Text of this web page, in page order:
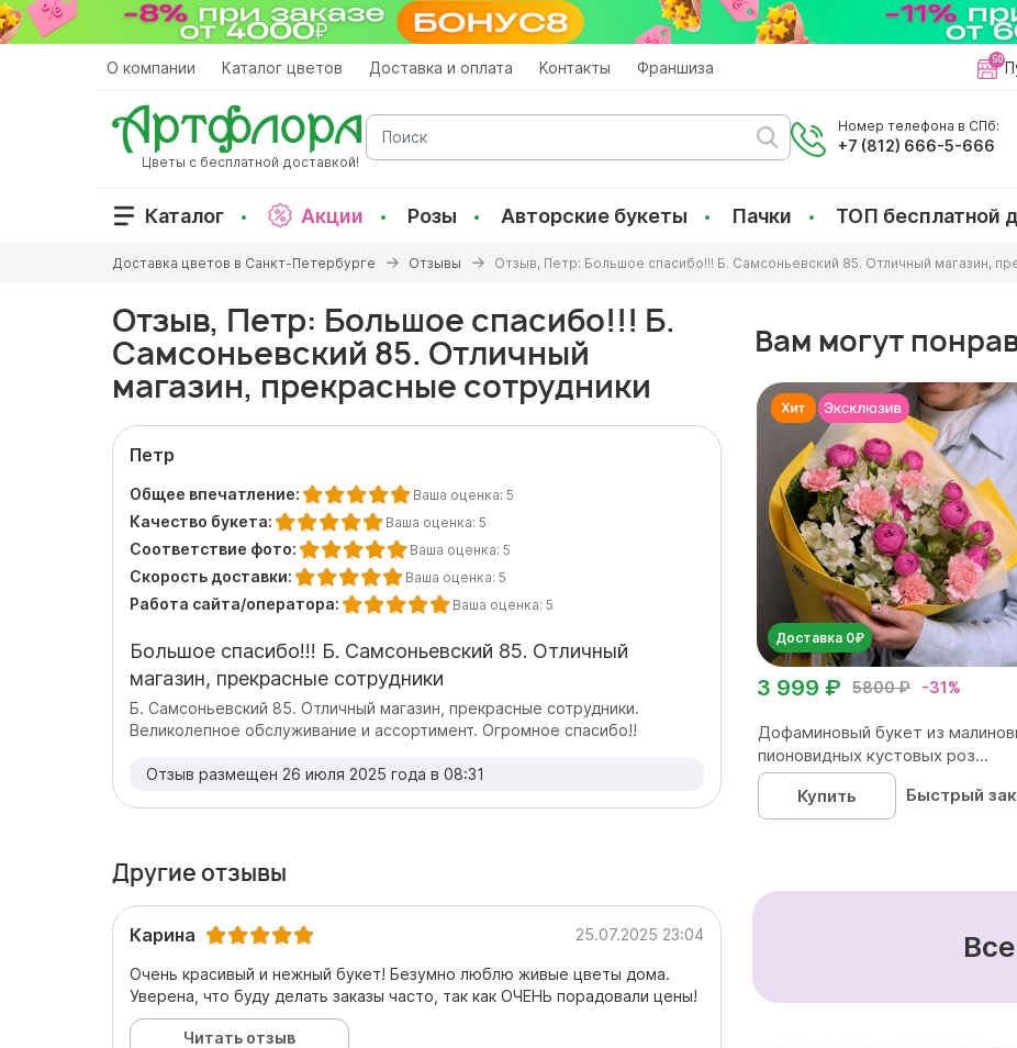
Перейти
к
О компании Каталог цветов Доставка и оплата Контакты Франшиза
Цветы с бесплатной доставкой!
Поиск
Номер телефона в СПб:
+7 (812) 666-5-666
Каталог Акции Розы Авторские букеты Пачки ТОП бесплатной
здесь
Доставка цветов в Санкт-Петербурге Отзывы Отзыв, Петр: Большое спасибо!!! Б. Самсоньевский 85. Отличный магазин,
Отзыв, Петр: Большое спасибо!!! Б.
Самсоньевский 85. Отличный
магазин, прекрасные сотрудники
Петр
Общее впечатление: Ваша оценка: 5
Качество букета: Ваша оценка: 5
Соответствие фото: Ваша оценка: 5
Скорость доставки: Ваша оценка: 5
Работа сайта/оператора: Ваша оценка: 5
Большое спасибо!!! Б. Самсоньевский 85. Отличный
магазин, прекрасные сотрудники
Б. Самсоньевский 85. Отличный магазин, прекрасные сотрудники.
Великолепное обслуживание и ассортимент. Огромное спасибо!!
Отзыв размещен 26 июля 2025 года в 08:31
Другие отзывы
Карина 25.07.2025 23:04
Очень красивый и нежный букет! Безумно люблю живые цветы дома.
Уверена, что буду делать заказы часто, так как ОЧЕНЬ порадовали цены!
Читать отзыв
Вам могут
Доставка 0₽
5800 ₽ -31%
3 999 ₽
Дофаминовый букет из
пионовидных кустовых роз...
Купить
Быстрый